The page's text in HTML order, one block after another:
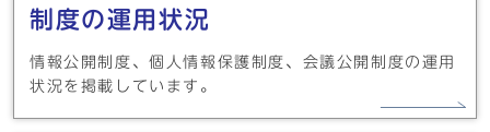
制度の運用状況
情報公開制度、個人情報保護制度、会議公開制度の運用
状況を掲載しています。